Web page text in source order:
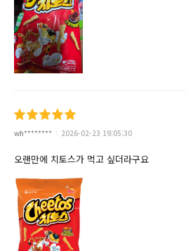
wh******** 2026-02-23 19:05:30
오랜만에 치토스가 먹고 싶더라구요